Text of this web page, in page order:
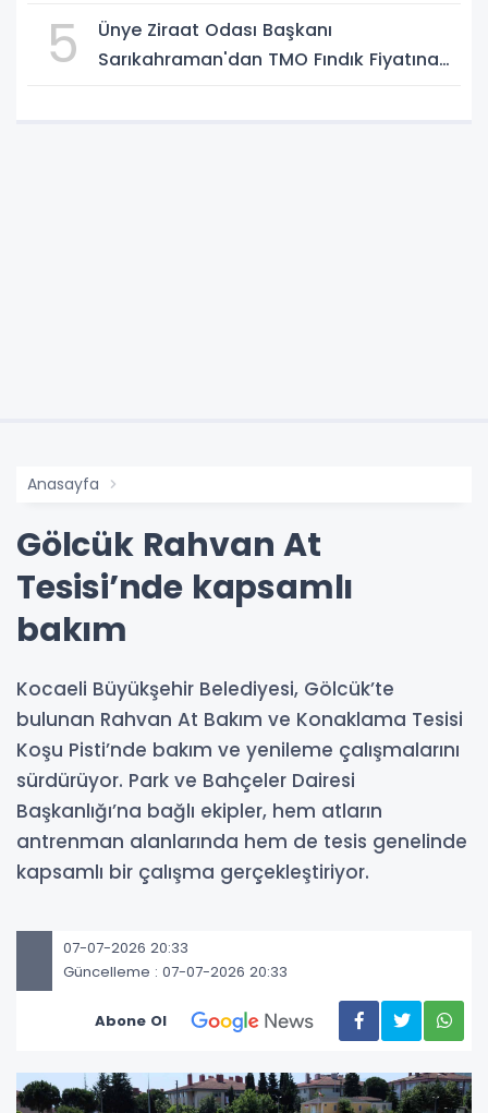
5
Ünye Ziraat Odası Başkanı
Sarıkahraman'dan TMO Fındık Fiyatına
Anasayfa
Gölcük Rahvan At
Tesisi’nde kapsamlı
bakım
Kocaeli Büyükşehir Belediyesi, Gölcük’te
bulunan Rahvan At Bakım ve Konaklama Tesisi
Koşu Pisti’nde bakım ve yenileme çalışmalarını
sürdürüyor. Park ve Bahçeler Dairesi
Başkanlığı’na bağlı ekipler, hem atların
antrenman alanlarında hem de tesis genelinde
kapsamlı bir çalışma gerçekleştiriyor.
07-07-2026 20:33
Güncelleme : 07-07-2026 20:33
Abone Ol